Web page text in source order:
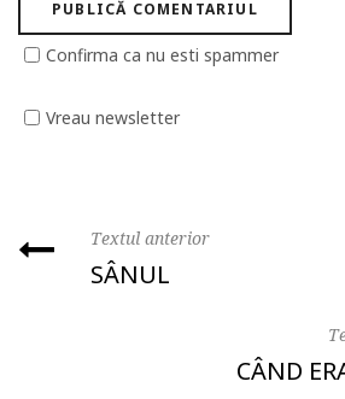
Confirma ca nu esti spammer
Vreau newsletter
Textul anterior
SÂNUL
CÂND